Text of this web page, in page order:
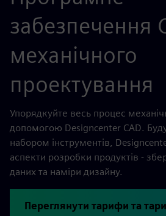
забезпечення
механічного
проектування
Упорядкуйте весь процес
допомогою Designcenter CAD.
набором інструментів,
аспекти розробки продуктів -
даних та наміри дизайну.
Переглянути тарифи та